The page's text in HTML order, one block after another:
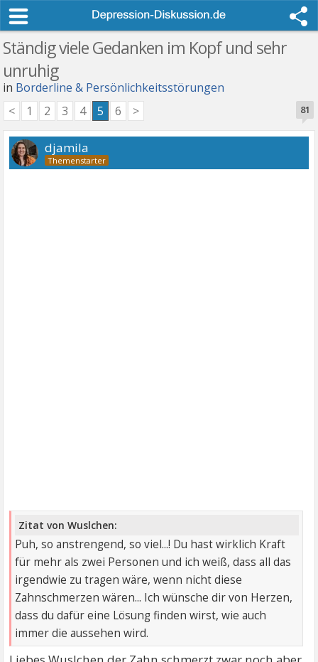
Ständig viele Gedanken im Kopf und sehr
unruhig
in Borderline & Persönlichkeitsstörungen
81
< 1 2 3 4 5 6 >
djamila
Zitat von Wuslchen:
Puh, so anstrengend, so viel...! Du hast wirklich Kraft
für mehr als zwei Personen und ich weiß, dass all das
irgendwie zu tragen wäre, wenn nicht diese
Zahnschmerzen wären... Ich wünsche dir von Herzen,
dass du dafür eine Lösung finden wirst, wie auch
immer die aussehen wird.